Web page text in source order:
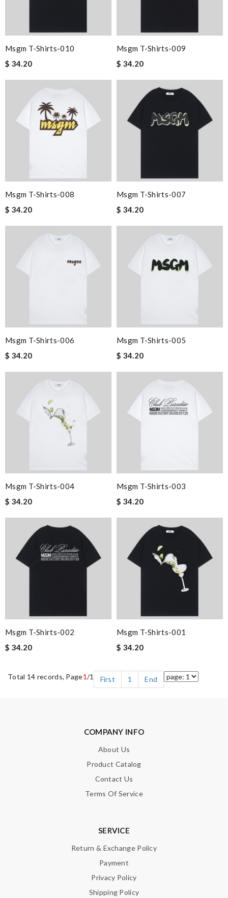
Msgm T-Shirts-010
$ 34.20
Msgm T-Shirts-009
$ 34.20
Msgm T-Shirts-008
$ 34.20
Msgm T-Shirts-007
$ 34.20
Msgm T-Shirts-006
$ 34.20
Msgm T-Shirts-005
$ 34.20
Msgm T-Shirts-004
$ 34.20
Msgm T-Shirts-003
$ 34.20
Msgm T-Shirts-002
$ 34.20
Msgm T-Shirts-001
$ 34.20
Total 14 records, Page1/1 First 1 End
COMPANY INFO
About Us
Product Catalog
Contact Us
Terms Of Service
SERVICE
Return & Exchange Policy
Payment
Privacy Policy
Shipping Policy